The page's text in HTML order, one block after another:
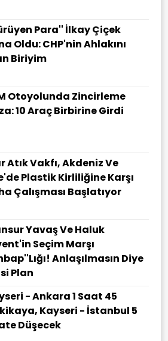
Para'' İlkay Çiçek
Oldu: CHP'nin Ahlakını
Biriyim
Otoyolunda Zincirleme
10 Araç Birbirine Girdi
Atık Vakfı, Akdeniz Ve
Plastik Kirliliğine Karşı
Çalışması Başlatıyor
Yavaş Ve Haluk
Seçim Marşı
Anlaşılmasın Diye
Plan
- Ankara 1 Saat 45
Kayseri - İstanbul 5
Düşecek